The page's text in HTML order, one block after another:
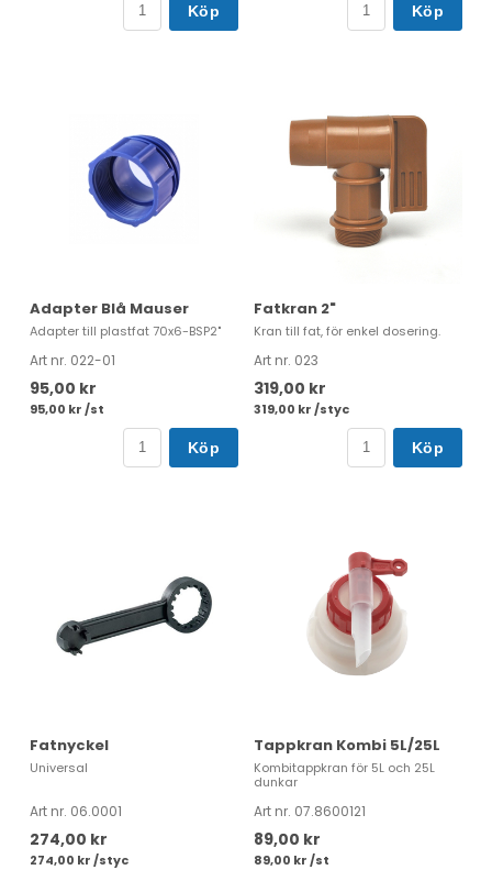
Köp Köp
Adapter Blå Mauser
Adapter till plastfat 70x6-BSP2"
Art nr. 022-01
95,00 kr
95,00 kr /st
Köp
Fatkran 2"
Kran till fat, för enkel dosering.
Art nr. 023
319,00 kr
319,00 kr /styc
Köp
Fatnyckel
Universal
Art nr. 06.0001
274,00 kr
274,00 kr /styc
Tappkran Kombi 5L/25L
Kombitappkran för 5L och 25L
dunkar
Art nr. 07.8600121
89,00 kr
89,00 kr /st